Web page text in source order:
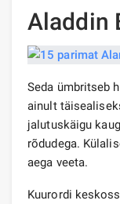
Aladdin
Seda ümbritseb
ainult
jalutuskäigu
rõdudega.
aega veeta.
Kuurordi